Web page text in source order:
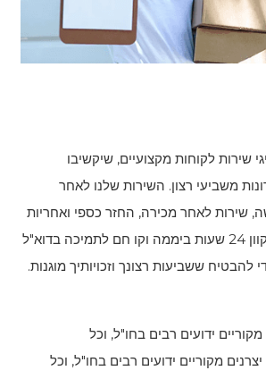
שירות לקוחות מקצועיים, שיקשיבו
משביעי רצון. השירות שלנו לאחר
שירות לאחר מכירה, החזר כספי ואחריות
והיבטים אחרים. הוא כולל גם שירות לקוחות מקוון 24 שעות ביממה וקו חם לתמיכה בדוא"ל
ששביעות רצונך וזכויותיך מוגנות.
ידועים רבים בחו"ל, וכל
מקוריים ידועים רבים בחו"ל, וכל